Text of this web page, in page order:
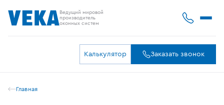
Ведущий мировой
производитель
оконных систем
Калькулятор Заказать звонок
Главная